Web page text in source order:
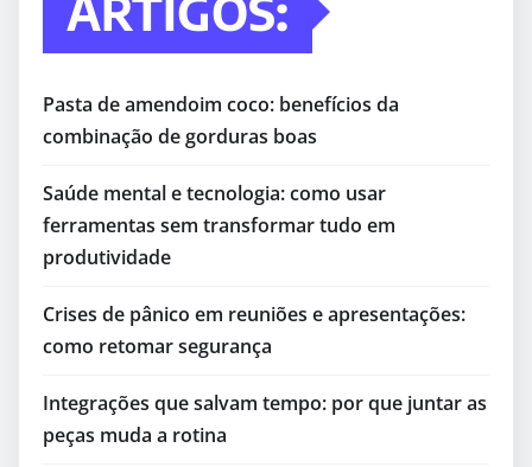
Pasta de amendoim coco: benefícios da
combinação de gorduras boas
Saúde mental e tecnologia: como usar
ferramentas sem transformar tudo em
produtividade
Crises de pânico em reuniões e apresentações:
como retomar segurança
Integrações que salvam tempo: por que juntar as
peças muda a rotina